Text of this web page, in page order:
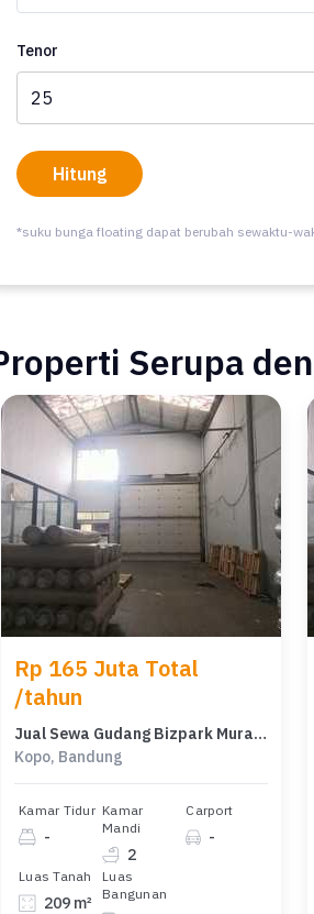
Tenor
Hitung
*suku bunga floating dapat berubah sewaktu-
Serupa
Rp 165 Juta Total
/tahun
Jual Sewa Gudang Bizpark Murah Kopo Kota Bandung
Kopo, Bandung
Kamar Tidur
-
Kamar
Mandi
2
Carport
-
Luas Tanah
209 m²
Luas
Bangunan